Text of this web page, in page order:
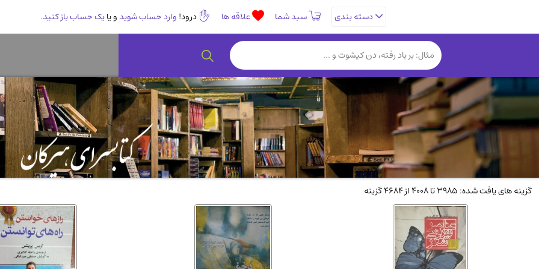
دسته بندی سبد شما علاقه ها درود! وارد حساب شوید و یایک حساب باز کنید.
رمان و داستان ایرانی
انگلیسی و زبان خارجی
کتب نادر و کمیاب(19) روانشناسی(112) طب
فلسفه و جامعه شناسی(151) ادبیات و شعر(511)
دانشگاهی و آموزشی(534) اقتصادی، بازاریابی و مالی(56)
پزشکی (140)
ورزشی و تربیت بدنی
آشپزی و خوراکی(25)
سیاسی
(116)
کتاب های مصور رنگی و گلاسه(23) عرفانی و سلوک(45)
دایره المعارف و فرهنگ(13) علوم غریبه و شهودی(16)
کتاب های قدیمی دینی و مذهبی
(9) کتاب چاپ سنگی و کتاب خطی قدیمی
گزینه های یافت شده: 3985 تا 4008 از 4684 گزینه